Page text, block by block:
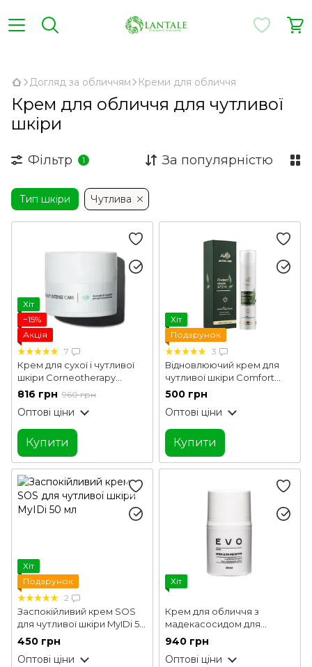
Догляд за обличчям Креми для обличчя
Крем для обличчя для чутливої
шкіри
Фільтр 1 За популярністю
Тип шкіри Чутлива
Хіт
−15%
Акція
7
Крем для сухої і чутливої
шкіри Corneotherapy
Intense Сare Avocado &
Squalane Hillary 50 г
816 грн 960 грн
Оптові ціни
Купити
Хіт
Подарунок
3
Відновлюючий крем для
чутливої шкіри Comfort
cream SPF 15 MyIDi 50 мл
500 грн
Оптові ціни
Купити
Хіт
Подарунок
2
Заспокійливий крем SOS
для чутливої шкіри MyIDi 50
мл
450 грн
Оптові ціни
Хіт
Крем для обличчя з
мадекасосидом для
зміцнення судин EVO derm
940 грн
Оптові ціни